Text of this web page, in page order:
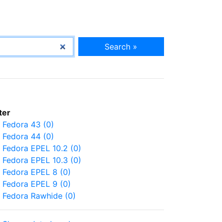
Search »
Fedora 43 (0)
Fedora 44 (0)
Fedora EPEL 10.2 (0)
Fedora EPEL 10.3 (0)
Fedora EPEL 8 (0)
Fedora EPEL 9 (0)
Fedora Rawhide (0)